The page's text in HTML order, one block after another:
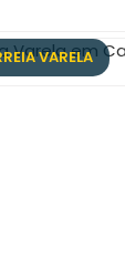
VARELA